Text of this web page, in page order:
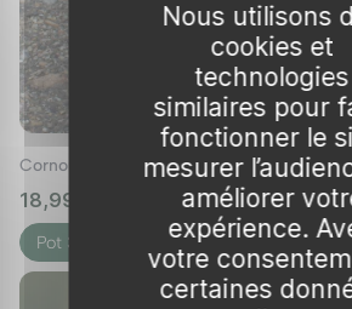
Cornouiller blanc 'Gouchaultii'
18,99 € – 37,99 €🌱 en stock
Pot 3L Pot 7.5L
Nous utilisons
cookies et
technologies
similaires pour
fonctionner le
mesurer
améliorer
expérience.
votre
certaines